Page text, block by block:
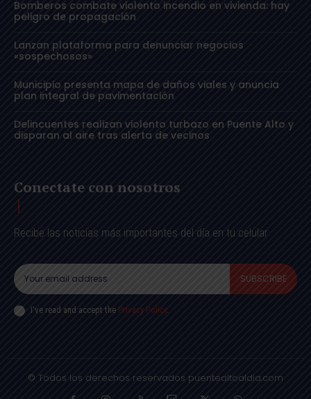
Bomberos combate violento incendio en vivienda: hay
peligro de propagación
Lanzan plataforma para denunciar negocios
«sospechosos»
Municipio presenta mapa de daños viales y anuncia
plan integral de pavimentación
Delincuentes realizan violento turbazo en Puente Alto y
disparan al aire tras alerta de vecinos
Conectate con nosotros
Recibe las noticias más importantes del día en tu celular
SUBSCRIBE
I've read and accept the Privacy Policy.
© Todos los derechos reservados puentealtoaldia.com